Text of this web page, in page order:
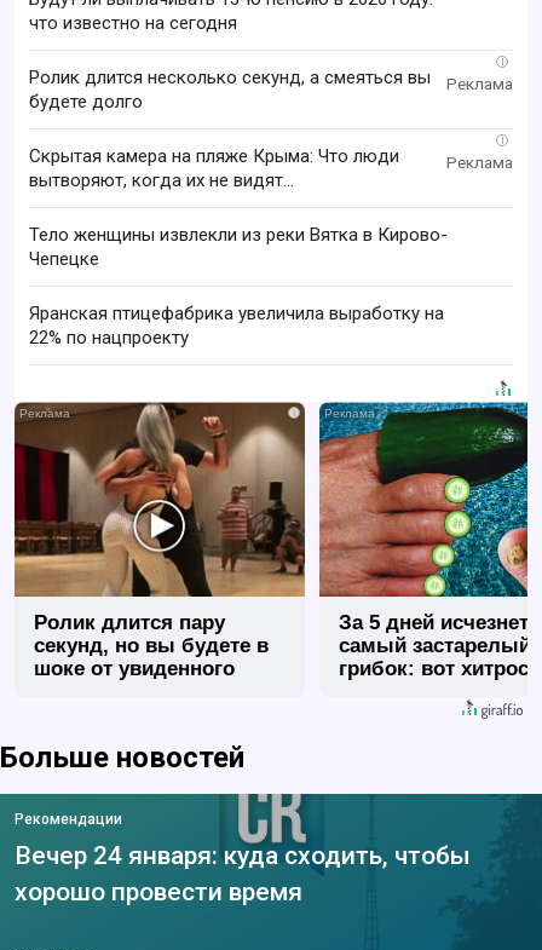
что известно на сегодня
i
Ролик длится несколько секунд, а смеяться вы
будете долго
i
Скрытая камера на пляже Крыма: Что люди
вытворяют, когда их не видят...
Тело женщины извлекли из реки Вятка в Кирово-
Чепецке
Яранская птицефабрика увеличила выработку на
22% по нацпроекту
i
Ролик длится пару
секунд, но вы будете в
шоке от увиденного
За 5 дней исчезнет
самый застарелый
грибок: вот
Больше новостей
Рекомендации
Вечер 24 января: куда сходить, чтобы
хорошо провести время